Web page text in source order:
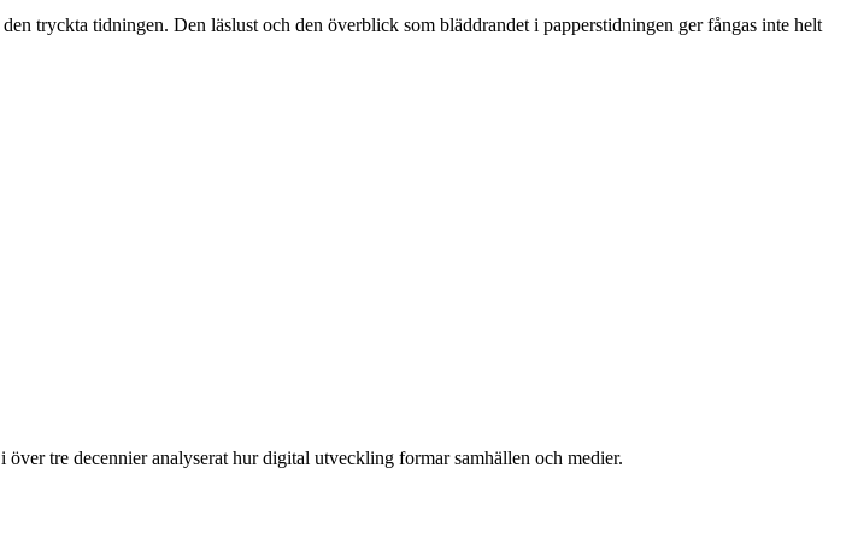
tryckta tidningen. Den läslust och den överblick som bläddrandet i papperstidningen ger fångas inte helt
tre decennier analyserat hur digital utveckling formar samhällen och medier.